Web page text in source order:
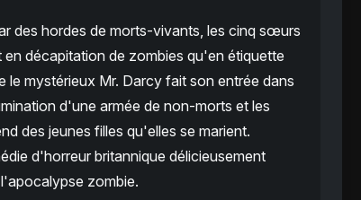
des hordes de morts-vivants, les cinq sœurs
décapitation de zombies qu'en étiquette
mystérieux Mr. Darcy fait son entrée dans
d'une armée de non-morts et les
des jeunes filles qu'elles se marient.
d'horreur britannique délicieusement
zombie.